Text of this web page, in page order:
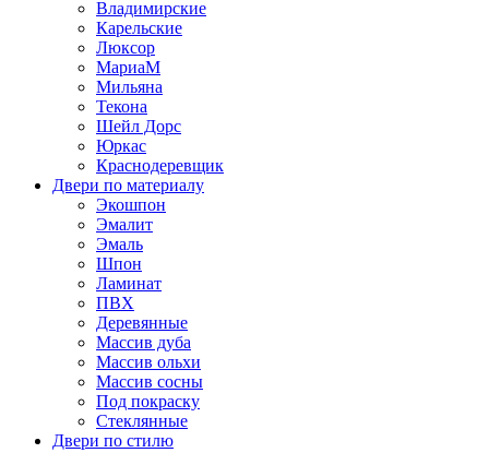
Владимирские
Карельские
Люксор
МариаМ
Мильяна
Текона
Шейл Дорс
Юркас
Краснодеревщик
Двери по материалу
Экошпон
Эмалит
Эмаль
Шпон
Ламинат
ПВХ
Деревянные
Массив дуба
Массив ольхи
Массив сосны
Под покраску
Стеклянные
Двери по стилю